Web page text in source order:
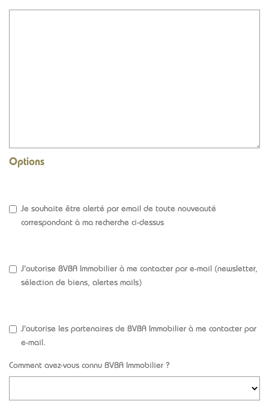
Options
Je souhaite être alerté par email de toute nouveauté
correspondant à ma recherche ci-dessus
J'autorise BVBA Immobilier à me contacter par e-mail (newsletter,
sélection de biens, alertes mails)
J'autorise les partenaires de BVBA Immobilier à me contacter par
e-mail.
Comment avez-vous connu BVBA Immobilier ?